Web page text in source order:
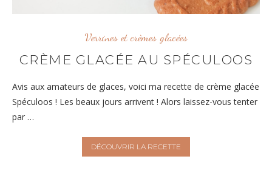
Verrines et crèmes glacées
CRÈME GLACÉE AU SPÉCULOOS
Avis aux amateurs de glaces, voici ma recette de crème glacée
Spéculoos ! Les beaux jours arrivent ! Alors laissez-vous tenter
par …
DÉCOUVRIR LA RECETTE